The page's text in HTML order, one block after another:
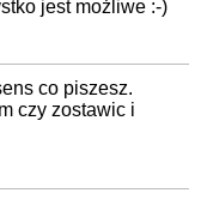
jest możliwe :-)
co piszesz.
czy zostawic i